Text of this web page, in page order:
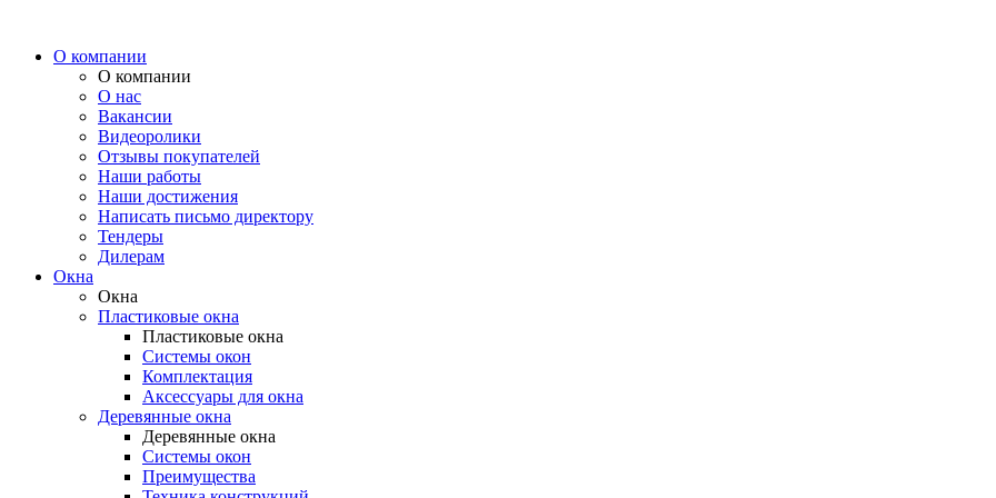
О компании
О компании
О нас
Вакансии
Видеоролики
Отзывы покупателей
Наши работы
Наши достижения
Написать письмо директору
Тендеры
Дилерам
Окна
Окна
Пластиковые окна
Пластиковые окна
Системы окон
Комплектация
Аксессуары для окна
Деревянные окна
Деревянные окна
Системы окон
Преимущества